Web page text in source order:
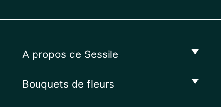
A propos de Sessile
Bouquets de fleurs